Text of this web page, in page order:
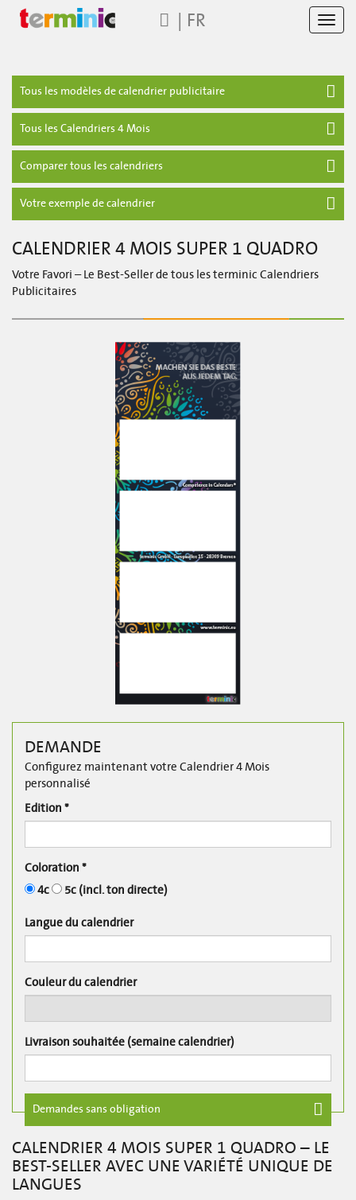
| FR
Tous les modèles de calendrier publicitaire
Tous les Calendriers 4 Mois
Comparer tous les calendriers
Votre exemple de calendrier
CALENDRIER 4 MOIS SUPER 1 QUADRO
Votre Favori – Le Best-Seller de tous les terminic Calendriers
Publicitaires
DEMANDE
Configurez maintenant votre Calendrier 4 Mois
personnalisé
Edition *
Coloration *
4c
5c (incl. ton directe)
Langue du calendrier
Couleur du calendrier
Livraison souhaitée (semaine calendrier)
Demandes sans obligation
CALENDRIER 4 MOIS SUPER 1 QUADRO – LE
BEST-SELLER AVEC UNE VARIÉTÉ UNIQUE DE
LANGUES